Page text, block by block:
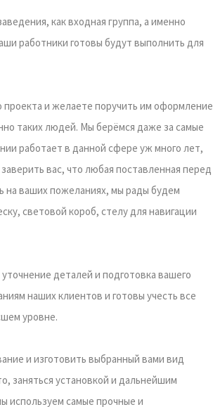
как входная группа, а именно
работники готовы будут выполнить для
и желаете поручить им оформление
таких людей. Мы берёмся даже за самые
работает в данной сфере уж много лет,
вас, что любая поставленная перед
на ваших пожеланиях, мы рады будем
световой короб, стелу для навигации
деталей и подготовка вашего
наших клиентов и готовы учесть все
уровне.
и изготовить выбранный вами вид
заняться установкой и дальнейшим
используем самые прочные и